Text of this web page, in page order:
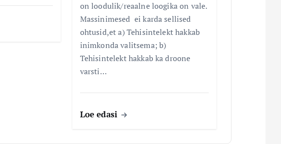
on loodulik/reaalne loogika on vale.
Massinimesed ei karda sellised
ohtusid,et a) Tehisintelekt hakkab
inimkonda valitsema; b)
Tehisintelekt hakkab ka droone
varsti…
Loe edasi